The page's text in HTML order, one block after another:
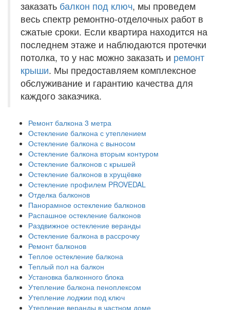
заказать балкон под ключ, мы проведем
весь спектр ремонтно-отделочных работ в
сжатые сроки. Если квартира находится на
последнем этаже и наблюдаются протечки
потолка, то у нас можно заказать и ремонт
крыши. Мы предоставляем комплексное
обслуживание и гарантию качества для
каждого заказчика.
Ремонт балкона 3 метра
Остекление балкона с утеплением
Остекление балкона с выносом
Остекление балкона вторым контуром
Остекление балконов с крышей
Остекление балконов в хрущёвке
Остекление профилем PROVEDAL
Отделка балконов
Панорамное остекление балконов
Распашное остекление балконов
Раздвижное остекление веранды
Остекление балкона в рассрочку
Ремонт балконов
Теплое остекление балкона
Теплый пол на балкон
Установка балконного блока
Утепление балкона пеноплексом
Утепление лоджии под ключ
Утепление веранды в частном доме